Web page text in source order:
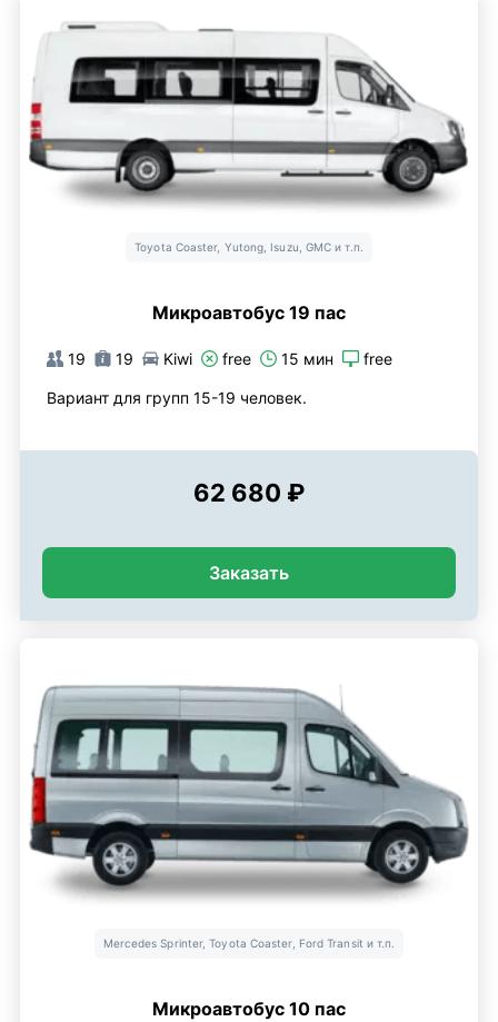
Toyota Coaster, Yutong, Isuzu, GMC и т.п.
Микроавтобус 19 пас
19 19 Kiwi free 15 мин free
Вариант для групп 15-19 человек.
62 680 ₽
Заказать
Mercedes Sprinter, Toyota Coaster, Ford Transit и т.п.
Микроавтобус 10 пас